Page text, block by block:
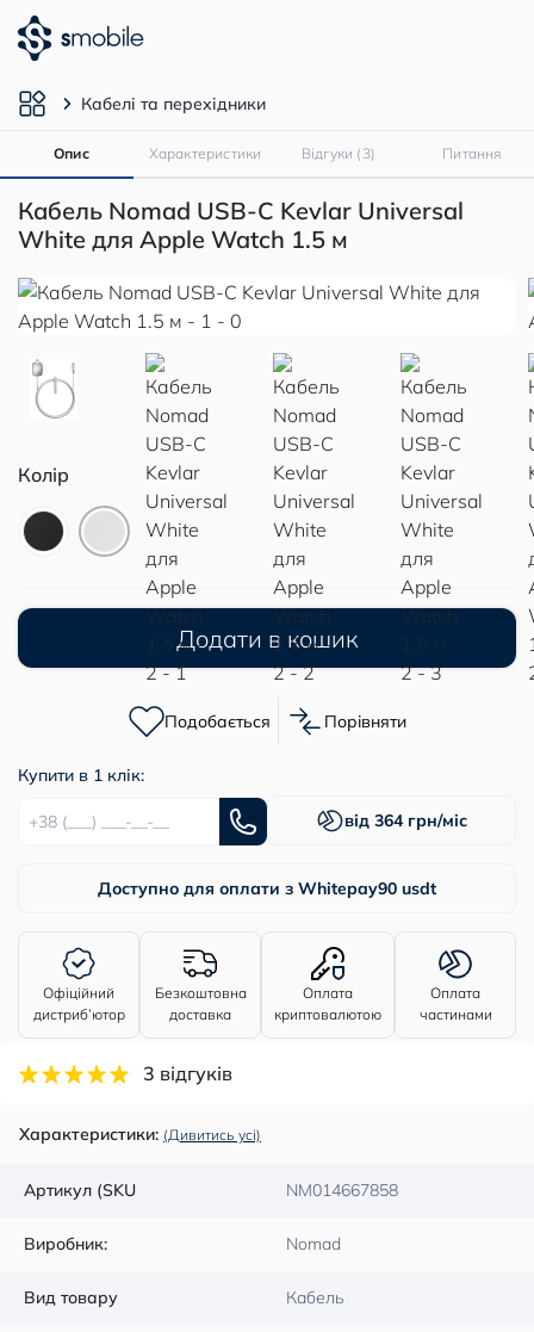
Кабелі та перехідники
Опис Характеристики Відгуки (3) Питання
Кабель Nomad USB-C Kevlar Universal
White для Apple Watch 1.5 м
Колір
Додати в кошик
Подобається Порівняти
Купити в 1 клік:
від 364 грн/міс
Доступно для оплати з Whitepay90 usdt
Офіційний
дистриб’ютор
Безкоштовна
доставка
Оплата
криптовалютою
Оплата
частинами
3 відгуків
Характеристики: (Дивитись усі)
Артикул (SKU NM014667858
Виробник: Nomad
Вид товару Кабель